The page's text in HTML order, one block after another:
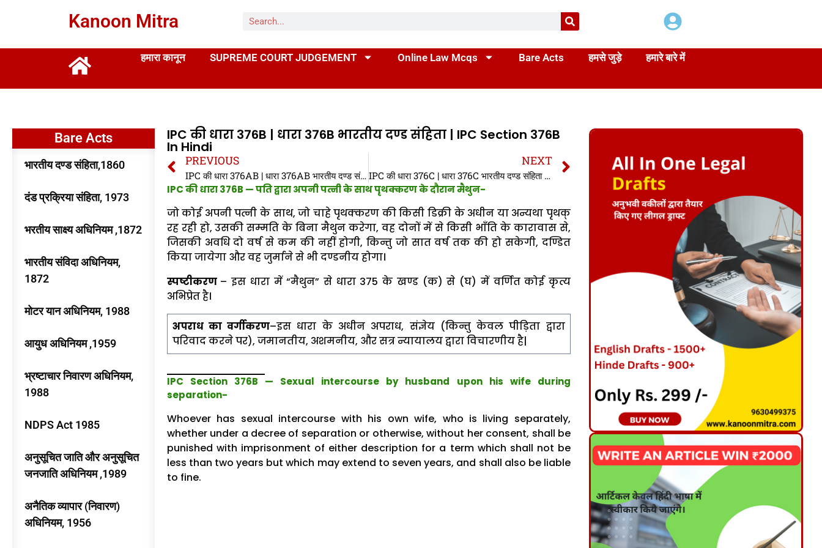
Kanoon Mitra
हमारा कानून SUPREME COURT JUDGEMENT Online Law Mcqs Bare Acts हमसे जुड़े हमारे बारे में
Bare Acts
भारतीय दण्ड संहिता,1860
दंड प्रक्रिया संहिता, 1973
भरतीय साक्ष्य अधिनियम ,1872
भारतीय संविदा अधिनियम,
1872
मोटर यान अधिनियम, 1988
आयुध अधिनियम ,1959
भ्रष्टाचार निवारण अधिनियम,
1988
NDPS Act 1985
अनुसूचित जाति और अनुसूचित
जनजाति अधिनियम ,1989
अनैतिक व्यापार (निवारण)
अधिनियम, 1956
IPC की धारा 376B | धारा 376B भारतीय दण्ड संहिता | IPC Section 376B
In Hindi
PREVIOUS
IPC की धारा 376AB | धारा 376AB भारतीय दण्ड संहिता | IPC Section 376AB In Hindi
NEXT
IPC की धारा 376C | धारा 376C भारतीय दण्ड संहिता | IPC Section 376C In Hindi
IPC की धारा 376B — पति द्वारा अपनी पत्नी के साथ पृथक्करण के दौरान मैथुन-
जो कोई अपनी पत्नी के साथ, जो चाहे पृथक्करण की किसी डिक्री के अधीन या अन्यथा पृथक्
रह रही हो, उसकी सम्मति के बिना मैथुन करेगा, वह दोनों में से किसी भाँति के कारावास से,
जिसकी अवधि दो वर्ष से कम की नहीं होगी, किन्तु जो सात वर्ष तक की हो सकेगी, दण्डित
किया जायेगा और वह जुर्माने से भी दण्डनीय होगा।
स्पष्टीकरण – इस धारा में “मैथुन” से धारा 375 के खण्ड (क) से (घ) में वर्णित कोई कृत्य
अभिप्रेत है।
अपराध का वर्गीकरण–इस धारा के अधीन अपराध, संज्ञेय (किन्तु केवल पीड़िता द्वारा
परिवाद करने पर), जमानतीय, अशमनीय, और सत्र न्यायालय द्वारा विचारणीय है|
IPC Section 376B — Sexual intercourse by husband upon his wife during
separation-
Whoever has sexual intercourse with his own wife, who is living separately,
whether under a decree of separation or otherwise, without her consent, shall be
punished with imprisonment of either description for a term which shall not be
less than two years but which may extend to seven years, and shall also be liable
to fine.